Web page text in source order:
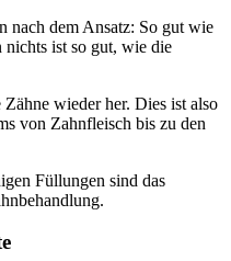
nach dem Ansatz: So gut wie
ist so gut, wie die
wieder her. Dies ist also
von Zahnfleisch bis zu den
Füllungen sind das